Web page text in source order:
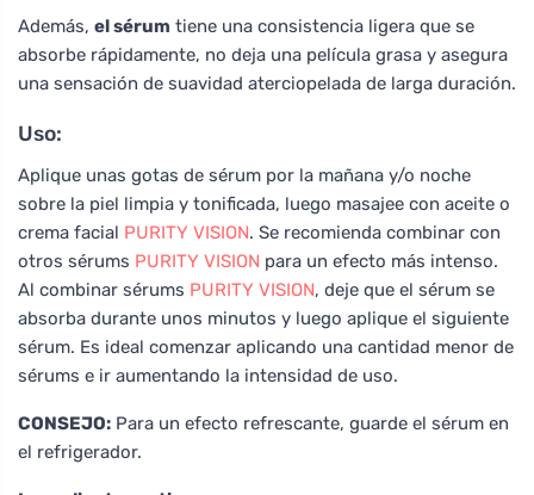
Además, el sérum tiene una consistencia ligera que se
absorbe rápidamente, no deja una película grasa y asegura
una sensación de suavidad aterciopelada de larga duración.
Uso:
Aplique unas gotas de sérum por la mañana y/o noche
sobre la piel limpia y tonificada, luego masajee con aceite o
crema facial PURITY VISION. Se recomienda combinar con
otros sérums PURITY VISION para un efecto más intenso.
Al combinar sérums PURITY VISION, deje que el sérum se
absorba durante unos minutos y luego aplique el siguiente
sérum. Es ideal comenzar aplicando una cantidad menor de
sérums e ir aumentando la intensidad de uso.
CONSEJO: Para un efecto refrescante, guarde el sérum en
el refrigerador.